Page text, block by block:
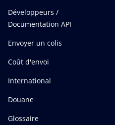
Développeurs /
Documentation API
Envoyer un colis
Coût d'envoi
International
Douane
Glossaire